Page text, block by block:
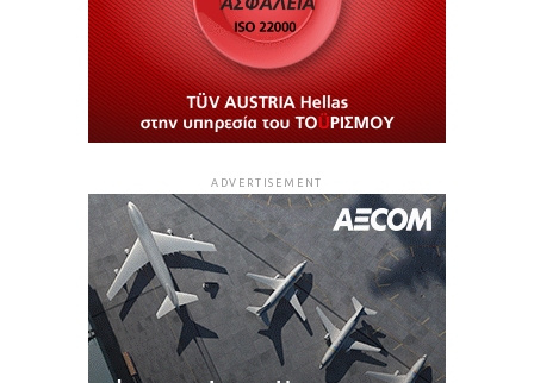
ADVERTISEMENT